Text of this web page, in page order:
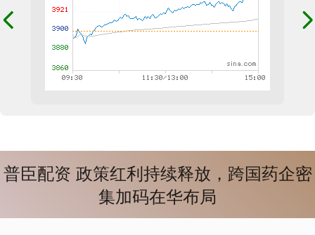
普臣配资 政策红利持续释放，跨国药企密
集加码在华布局